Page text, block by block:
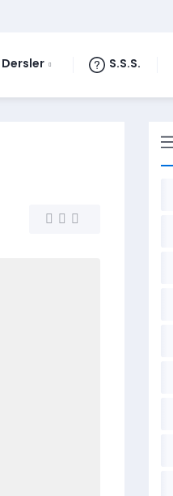
Dersler S.S.S.